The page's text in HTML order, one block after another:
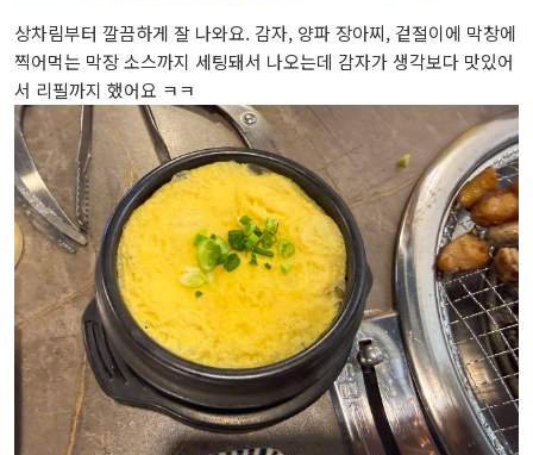
상차림부터 깔끔하게 잘 나와요. 감자, 양파 장아찌, 겉절이에 막창에
찍어먹는 막장 소스까지 세팅돼서 나오는데 감자가 생각보다 맛있어
서 리필까지 했어요 ㅋㅋ